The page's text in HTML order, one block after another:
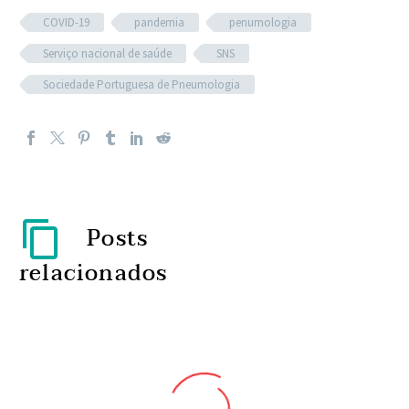
COVID-19 pandemia
penumologia
Serviço nacional de saúde
SNS
Sociedade Portuguesa de Pneumologia
Posts
relacionados